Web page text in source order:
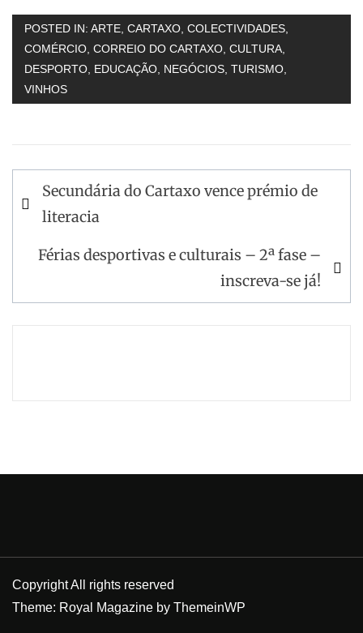
POSTED IN: ARTE CARTAXO COLECTIVIDADES
COMÉRCIO CORREIO DO CARTAXO CULTURA
DESPORTO EDUCAÇÃO NEGÓCIOS TURISMO
VINHOS
Navegação
de
Secundária do Cartaxo vence prémio de
literacia
Férias desportivas e culturais – 2ª fase –
inscreva-se já!
Copyright All rights reserved
Theme: Royal Magazine by ThemeinWP